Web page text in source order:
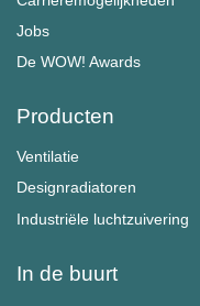
Jobs
De WOW! Awards
Producten
Ventilatie
Designradiatoren
Industriële luchtzuivering
In de buurt